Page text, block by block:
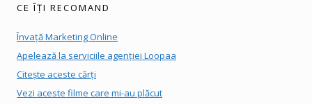
CE ÎȚI RECOMAND
Învață Marketing Online
Apelează la serviciile agenției Loopaa
Citește aceste cărți
Vezi aceste filme care mi-au plăcut